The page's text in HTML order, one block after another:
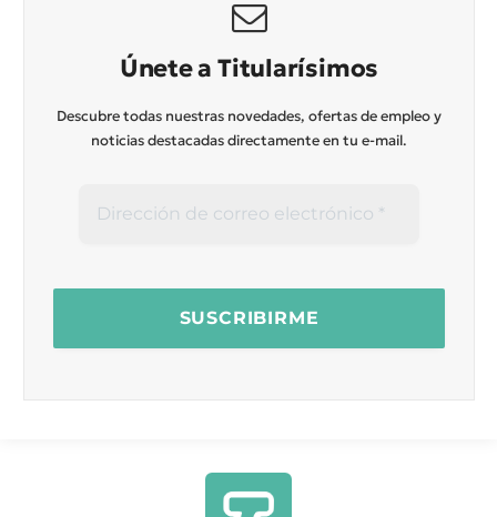
Únete a Titularísimos
Descubre todas nuestras novedades, ofertas de empleo y
noticias destacadas directamente en tu e-mail.